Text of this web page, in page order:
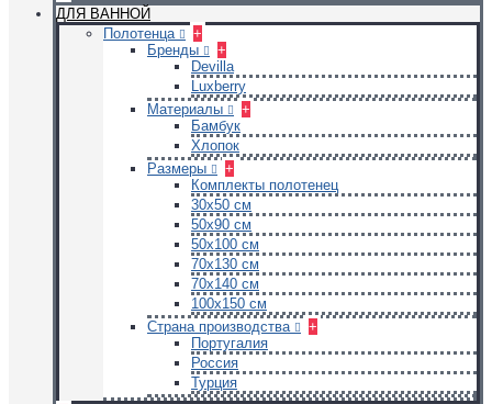
ДЛЯ ВАННОЙ
Полотенца
+
Бренды
+
Devilla
Luxberry
Материалы
+
Бамбук
Хлопок
Размеры
+
Комплекты полотенец
30х50 см
50х90 см
50х100 см
70х130 см
70х140 см
100х150 см
Страна производства
+
Португалия
Россия
Турция